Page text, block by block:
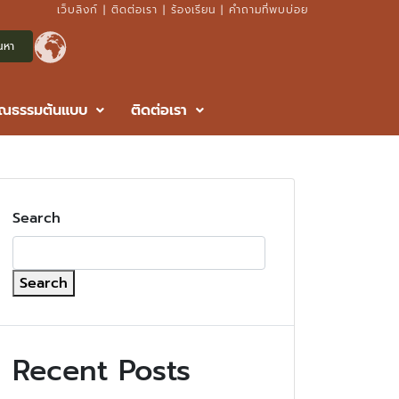
เว็บลิงก์ | ติดต่อเรา | ร้องเรียน | คำถามที่พบบ่อย
ธรรมต้นแบบ ติดต่อเรา
Search
Search
Recent Posts